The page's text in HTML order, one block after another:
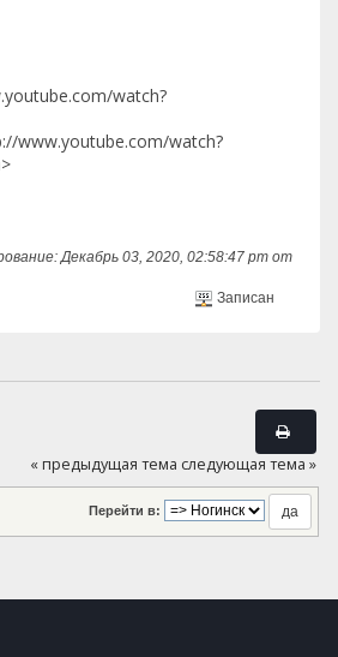
watch?
www.youtube.com/watch?
Декабрь 03, 2020, 02:58:47 pm от
Записан
« предыдущая тема следующая тема »
Перейти в: